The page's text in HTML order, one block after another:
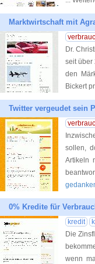
Marktwirtschaft mit
Dr.
seit über
den
Bickert
Twitter vergeudet sein
sollen,
Artikeln
0% Kredite für
kredit
Die
wenn